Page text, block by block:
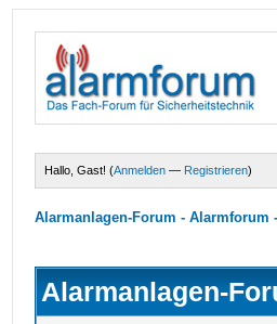
Hallo, Gast! (Anmelden — Registrieren)
Alarmanlagen-Forum -
Alarmanlagen-